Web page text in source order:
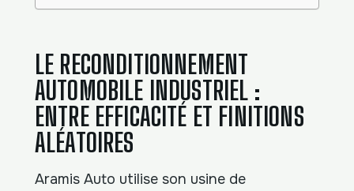
LE RECONDITIONNEMENT
AUTOMOBILE INDUSTRIEL :
ENTRE EFFICACITÉ ET FINITIONS
ALÉATOIRES
Aramis Auto utilise son usine de